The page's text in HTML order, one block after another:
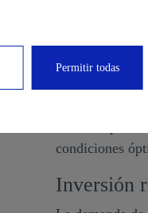
en un punto
Seguridad
condiciones
Inversión
Permitir todas